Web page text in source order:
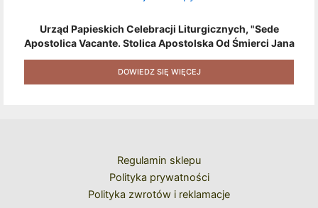
Urząd Papieskich Celebracji Liturgicznych, "Sede
Apostolica Vacante. Stolica Apostolska Od Śmierci Jana
Pawła II Do Wyboru Benedykta XVI" [2020] + Zestaw 6
Naklejek + Książka Niespodzianka + Kod Rabatowy Na
Kolejne Zakupy
DOWIEDZ SIĘ WIĘCEJ
Regulamin sklepu
Polityka prywatności
Polityka zwrotów i reklamacje